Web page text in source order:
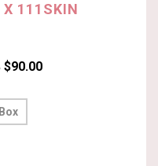
111SKIN